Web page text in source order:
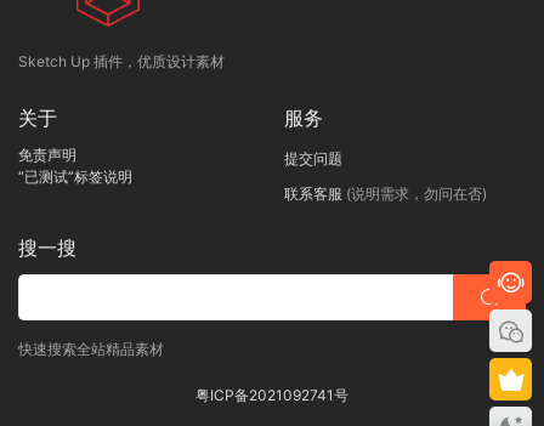
Sketch Up 插件，优质设计素材
关于
免责声明
“已测试”标签说明
服务
提交问题
联系客服 (说明需求，勿问在否)
搜一搜
快速搜索全站精品素材
粤ICP备2021092741号